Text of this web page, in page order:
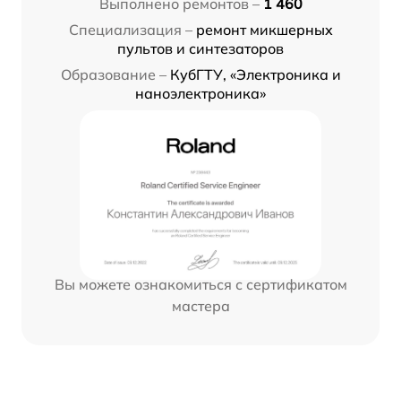
Специализация – ремонт микшерных
пультов и синтезаторов
Образование – КубГТУ, «Электроника и
наноэлектроника»
Вы можете ознакомиться с сертификатом
мастера